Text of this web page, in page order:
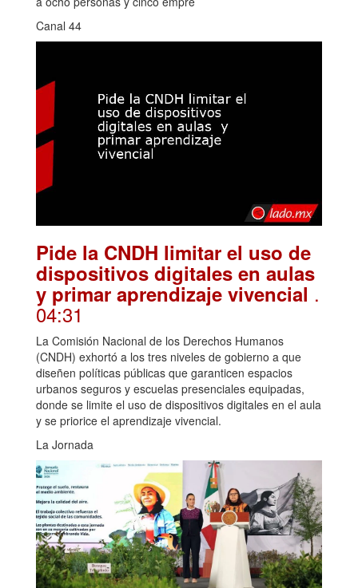
Canal 44
Pide la CNDH limitar el uso de
dispositivos digitales en aulas
y primar aprendizaje vivencial .
04:31
La Comisión Nacional de los Derechos Humanos
(CNDH) exhortó a los tres niveles de gobierno a que
diseñen políticas públicas que garanticen espacios
urbanos seguros y escuelas presenciales equipadas,
donde se limite el uso de dispositivos digitales en el aula
y se priorice el aprendizaje vivencial.
La Jornada